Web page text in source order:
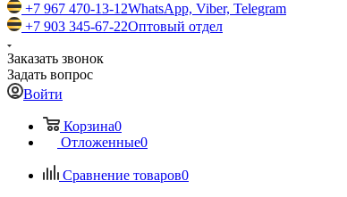
+7 967 470-13-12WhatsApp, Viber, Telegram
+7 903 345-67-22Оптовый отдел
Заказать звонок
Задать вопрос
Войти
Корзина0
Отложенные0
Сравнение товаров0